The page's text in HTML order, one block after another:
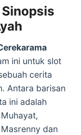
ini untuk slot
cerita
Antara barisan
ini adalah
dan